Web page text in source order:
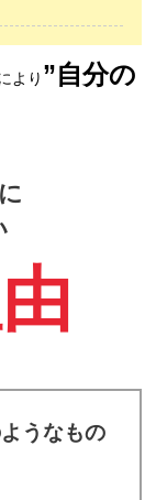
より ”自分の
うなもの